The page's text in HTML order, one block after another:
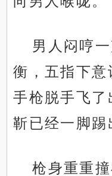
男人闷哼
衡，五指下意
手枪脱手飞
靳已经一脚踢
枪身重重